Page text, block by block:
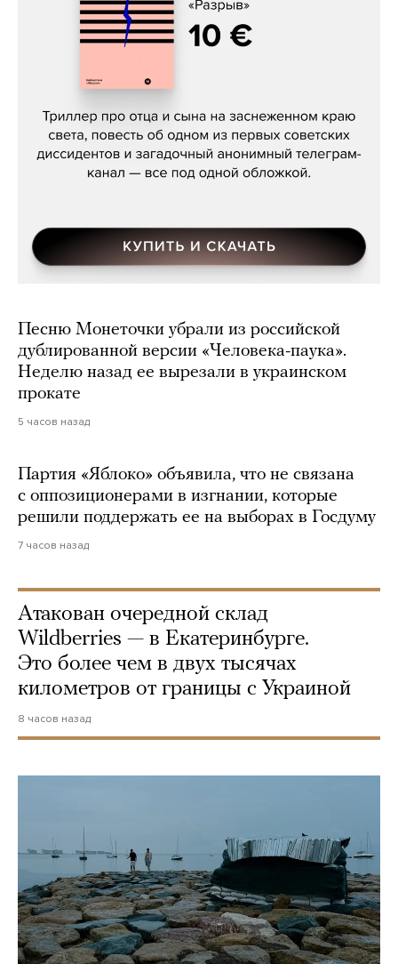
Даниил Туровский, «Разрыв»
Песню Монеточки убрали из российской
дублированной версии «Человека-паука».
Неделю назад ее вырезали в украинском
прокате
5 часов назад
Партия «Яблоко» объявила, что не связана
с оппозиционерами в изгнании, которые
решили поддержать ее на выборах в Госдуму
7 часов назад
Атакован очередной склад
Wildberries — в Екатеринбурге.
Это более чем в двух тысячах
километров от границы с Украиной
8 часов назад